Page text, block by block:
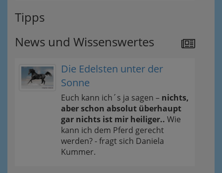
Tipps
News und Wissenswertes
Die Edelsten unter der
Sonne
Euch kann ich´s ja sagen – nichts,
aber schon absolut überhaupt
gar nichts ist mir heiliger.. Wie
kann ich dem Pferd gerecht
werden? - fragt sich Daniela
Kummer.